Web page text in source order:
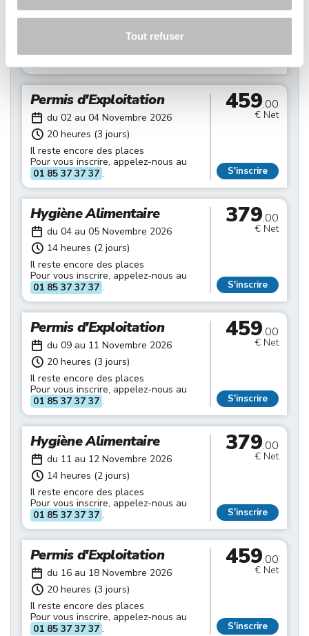
Tout refuser
14 heures (2 jours)
Il reste encore des places
01 85 37 37 37 . S'inscrire
Permis d'Exploitation
du 02 au 04 Novembre 2026
20 heures (3 jours)
Il reste encore des places
Pour vous inscrire, appelez-nous au
01 85 37 37 37 .
459.00
€ Net
S'inscrire
Hygiène Alimentaire
du 04 au 05 Novembre 2026
14 heures (2 jours)
Il reste encore des places
Pour vous inscrire, appelez-nous au
01 85 37 37 37 .
379.00
€ Net
S'inscrire
Permis d'Exploitation
du 09 au 11 Novembre 2026
20 heures (3 jours)
Il reste encore des places
Pour vous inscrire, appelez-nous au
01 85 37 37 37 .
459.00
€ Net
S'inscrire
Hygiène Alimentaire
du 11 au 12 Novembre 2026
14 heures (2 jours)
Il reste encore des places
Pour vous inscrire, appelez-nous au
01 85 37 37 37 .
379.00
€ Net
S'inscrire
Permis d'Exploitation
du 16 au 18 Novembre 2026
20 heures (3 jours)
Il reste encore des places
Pour vous inscrire, appelez-nous au
01 85 37 37 37 .
459.00
€ Net
S'inscrire